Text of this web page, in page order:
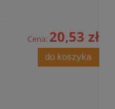
Cena: 20,53 zł
do koszyka